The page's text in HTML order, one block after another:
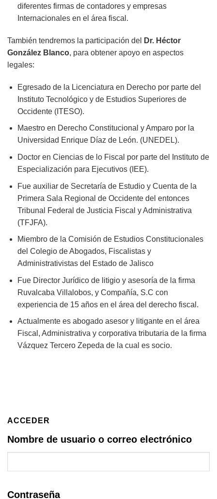
diferentes firmas de contadores y empresas
Internacionales en el área fiscal.
También tendremos la participación del
Dr. Héctor
González Blanco, para obtener apoyo en aspectos
legales:
Egresado de la Licenciatura en Derecho por parte del
Instituto Tecnológico y de Estudios Superiores de
Occidente (ITESO).
Maestro en Derecho Constitucional y Amparo por la
Universidad Enrique Díaz de León. (UNEDEL).
Doctor en Ciencias de lo Fiscal por parte del Instituto de
Especialización para Ejecutivos (IEE).
Fue auxiliar de Secretaría de Estudio y Cuenta de la
Primera Sala Regional de Occidente del entonces
Tribunal Federal de Justicia Fiscal y Administrativa
(TFJFA).
Miembro de la Comisión de Estudios Constitucionales
del Colegio de Abogados, Fiscalistas y
Administrativistas del Estado de Jalisco
Fue Director Jurídico de litigio y asesoría de la firma
Ruvalcaba Villalobos, y Compañía, S.C con
experiencia de 15 años en el área del derecho fiscal.
Actualmente es abogado asesor y litigante en el área
Fiscal, Administrativa y corporativa tributaria de la firma
Vázquez Tercero Zepeda de la cual es socio.
ACCEDER
Nombre de usuario o correo electrónico
Contraseña